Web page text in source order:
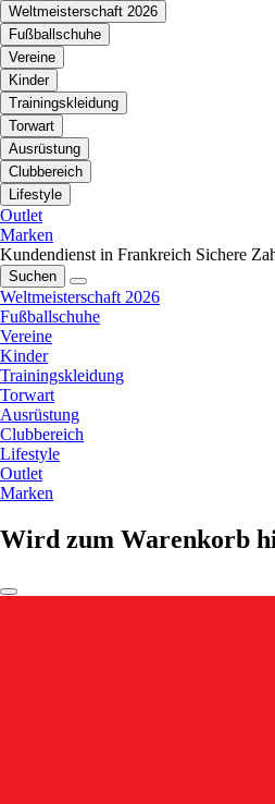
Weltmeisterschaft 2026
Fußballschuhe
Vereine
Kinder
Trainingskleidung
Torwart
Ausrüstung
Clubbereich
Lifestyle
Outlet
Marken
Kundendienst in Frankreich Sichere
Suchen
Weltmeisterschaft 2026
Fußballschuhe
Vereine
Kinder
Trainingskleidung
Torwart
Ausrüstung
Clubbereich
Lifestyle
Outlet
Marken
Wird zum Warenkorb